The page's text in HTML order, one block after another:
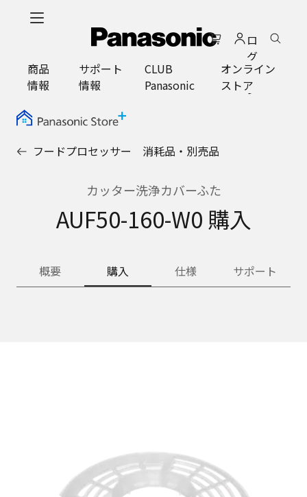
ロ
グ
イ
ン
商品
情報
サポート
情報
CLUB
Panasonic
オンライン
ストア
フードプロセッサー 消耗品・別売品
カッター洗浄カバーふた
AUF50-160-W0 購入
概要 購入 仕様 サポート